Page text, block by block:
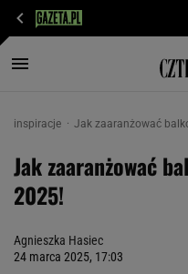
inspiracje Jak zaaranżować
Jak zaaranżować
2025!
Agnieszka Hasiec
24 marca 2025, 17:03